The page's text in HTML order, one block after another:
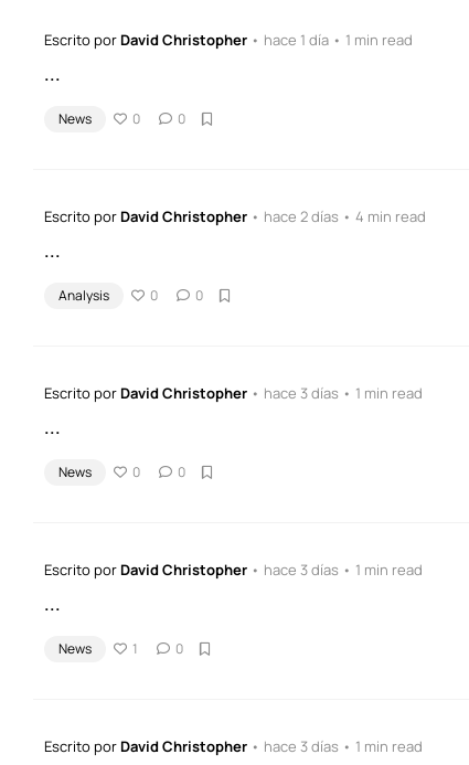
Escrito porDavid Christopher • hace 1 día • 1 min read
...
News 0 0
Escrito porDavid Christopher • hace 2 días • 4 min read
...
Analysis 0 0
Escrito porDavid Christopher • hace 3 días • 1 min read
...
News 0 0
Escrito porDavid Christopher • hace 3 días • 1 min read
...
News 1 0
Escrito porDavid Christopher • hace 3 días • 1 min read